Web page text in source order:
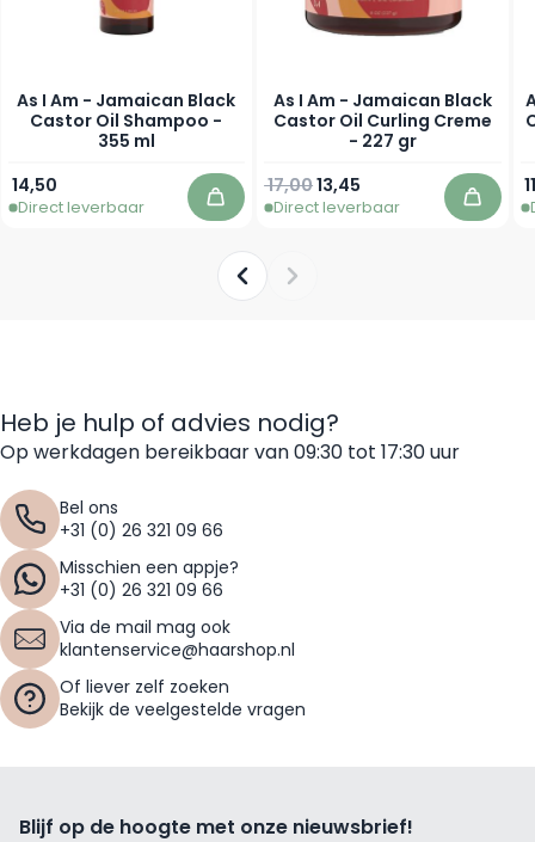
As I Am - Jamaican Black
Castor Oil Shampoo -
355 ml
14,50
Direct leverbaar In winkelwagen
As I Am - Jamaican Black
Castor Oil Curling Creme
- 227 gr
Speciale prijs
13,45
Normale prijs
17,00
Direct leverbaar In
Heb je hulp of advies nodig?
Op werkdagen bereikbaar van 09:30 tot 17:30 uur
Bel ons
+31 (0) 26 321 09 66
Misschien een appje?
+31 (0) 26 321 09 66
Via de mail mag ook
klantenservice@haarshop.nl
Of liever zelf zoeken
Bekijk de veelgestelde vragen
Blijf op de hoogte met onze nieuwsbrief!